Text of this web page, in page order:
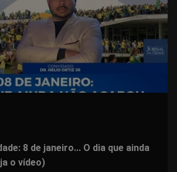
TwitterMessengerTelegramGettr
8 de janeiro... O dia que ainda
o vídeo)